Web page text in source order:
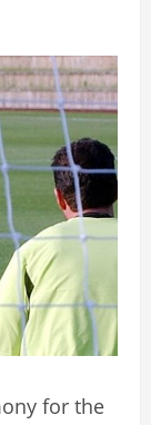
for the